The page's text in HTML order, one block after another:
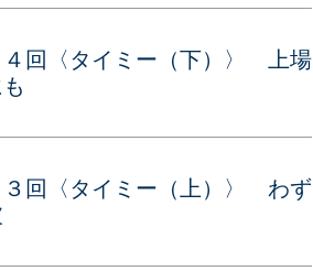
４回〈タイミー（下）〉 上場
３回〈タイミー（上）〉 わず